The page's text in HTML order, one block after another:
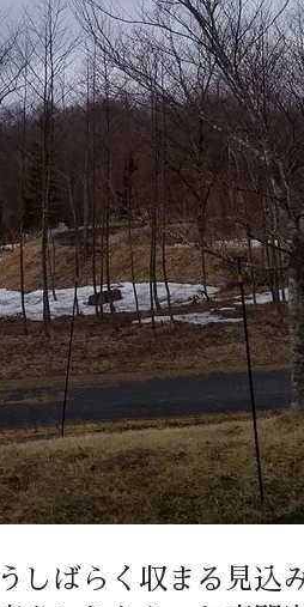
しばらく収まる見込